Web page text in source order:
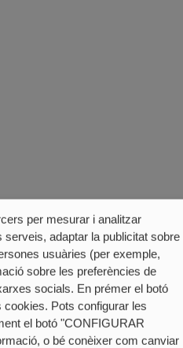
per mesurar i analitzar
adaptar la publicitat sobre
usuàries (per exemple,
sobre les preferències de
socials. En prémer el botó
Pots configurar les
el botó "CONFIGURAR
o bé conèixer com canviar